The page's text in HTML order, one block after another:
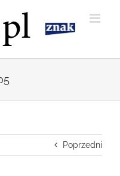
Poprzedni